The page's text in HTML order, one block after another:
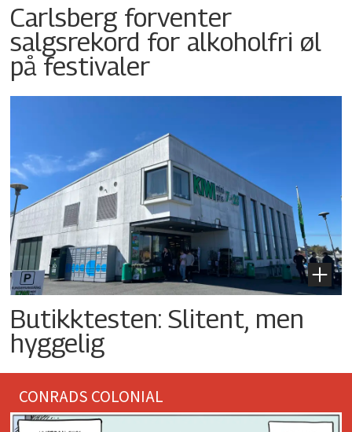
Carlsberg forventer
salgsrekord for alkoholfri øl
på festivaler
Butikktesten: Slitent, men
hyggelig
CONRADS COLONIAL